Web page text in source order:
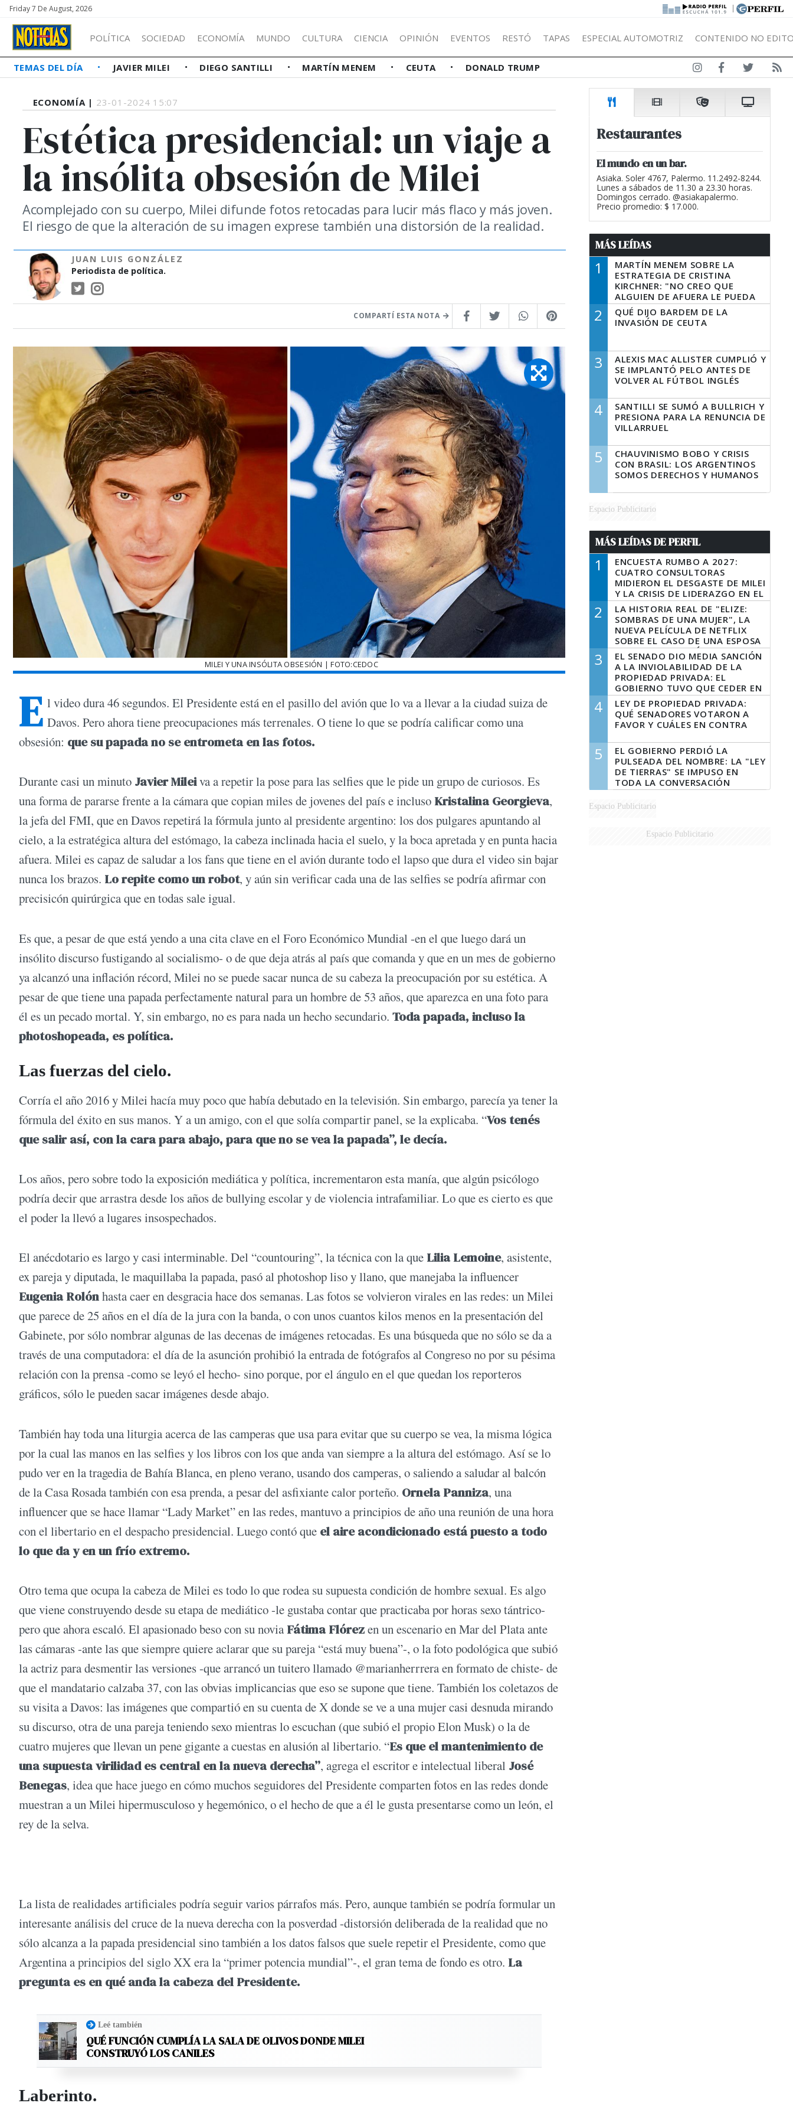
Friday 7 De August, 2026 |
POLÍTICA SOCIEDAD ECONOMÍA MUNDO CULTURA CIENCIA OPINIÓN EVENTOS RESTÓ TAPAS ESPECIAL AUTOMOTRIZ CONTENIDO NO
TEMAS DEL DÍA JAVIER MILEI DIEGO SANTILLI MARTÍN MENEM CEUTA DONALD TRUMP
ECONOMÍA | 23-01-2024 15:07
Estética presidencial: un viaje a
la insólita obsesión de Milei
Acomplejado con su cuerpo, Milei difunde fotos retocadas para lucir más flaco y más joven.
El riesgo de que la alteración de su imagen exprese también una distorsión de la realidad.
JUAN LUIS GONZÁLEZ
Periodista de política.
COMPARTÍ ESTA NOTA
MILEI Y UNA INSÓLITA OBSESIÓN | FOTO:CEDOC
E l video dura 46 segundos. El Presidente está en el pasillo del avión que lo va a llevar a la ciudad suiza de
Davos. Pero ahora tiene preocupaciones más terrenales. O tiene lo que se podría calificar como una
obsesión: que su papada no se entrometa en las fotos.
Durante casi un minuto Javier Mileiva a repetir la pose para las selfies que le pide un grupo de curiosos. Es
una forma de pararse frente a la cámara que copian miles de jovenes del país e incluso Kristalina Georgieva,
la jefa del FMI, que en Davos repetirá la fórmula junto al presidente argentino: los dos pulgares apuntando al
cielo, a la estratégica altura del estómago, la cabeza inclinada hacia el suelo, y la boca apretada y en punta hacia
afuera. Milei es capaz de saludar a los fans que tiene en el avión durante todo el lapso que dura el video sin bajar
nunca los brazos. Lo repite como un robot, y aún sin verificar cada una de las selfies se podría afirmar con
precisicón quirúrgica que en todas sale igual.
Es que, a pesar de que está yendo a una cita clave en el Foro Económico Mundial -en el que luego dará un
insólito discurso fustigando al socialismo- o de que deja atrás al país que comanda y que en un mes de gobierno
ya alcanzó una inflación récord, Milei no se puede sacar nunca de su cabeza la preocupación por su estética. A
pesar de que tiene una papada perfectamente natural para un hombre de 53 años, que aparezca en una foto para
él es un pecado mortal. Y, sin embargo, no es para nada un hecho secundario. Toda papada, incluso la
photoshopeada, es política.
Las fuerzas del cielo.
Corría el año 2016 y Milei hacía muy poco que había debutado en la televisión. Sin embargo, parecía ya tener la
fórmula del éxito en sus manos. Y a un amigo, con el que solía compartir panel, se la explicaba. “Vos tenés
que salir así, con la cara para abajo, para que no se vea la papada”, le decía.
Los años, pero sobre todo la exposición mediática y política, incrementaron esta manía, que algún psicólogo
podría decir que arrastra desde los años de bullying escolar y de violencia intrafamiliar. Lo que es cierto es que
el poder la llevó a lugares insospechados.
El anécdotario es largo y casi interminable. Del “countouring”, la técnica con la que Lilia Lemoine, asistente,
ex pareja y diputada, le maquillaba la papada, pasó al photoshop liso y llano, que manejaba la influencer
Eugenia Rolónhasta caer en desgracia hace dos semanas. Las fotos se volvieron virales en las redes: un Milei
que parece de 25 años en el día de la jura con la banda, o con unos cuantos kilos menos en la presentación del
Gabinete, por sólo nombrar algunas de las decenas de imágenes retocadas. Es una búsqueda que no sólo se da a
través de una computadora: el día de la asunción prohibió la entrada de fotógrafos al Congreso no por su pésima
relación con la prensa -como se leyó el hecho- sino porque, por el ángulo en el que quedan los reporteros
gráficos, sólo le pueden sacar imágenes desde abajo.
También hay toda una liturgia acerca de las camperas que usa para evitar que su cuerpo se vea, la misma lógica
por la cual las manos en las selfies y los libros con los que anda van siempre a la altura del estómago. Así se lo
pudo ver en la tragedia de Bahía Blanca, en pleno verano, usando dos camperas, o saliendo a saludar al balcón
de la Casa Rosada también con esa prenda, a pesar del asfixiante calor porteño. Ornela Panniza, una
influencer que se hace llamar “Lady Market” en las redes, mantuvo a principios de año una reunión de una hora
con el libertario en el despacho presidencial. Luego contó que el aire acondicionado está puesto a todo
lo que da y en un frío extremo.
Otro tema que ocupa la cabeza de Milei es todo lo que rodea su supuesta condición de hombre sexual. Es algo
que viene construyendo desde su etapa de mediático -le gustaba contar que practicaba por horas sexo tántrico-
pero que ahora escaló. El apasionado beso con su novia Fátima Flórezen un escenario en Mar del Plata ante
las cámaras -ante las que siempre quiere aclarar que su pareja “está muy buena”-, o la foto podológica que subió
la actriz para desmentir las versiones -que arrancó un tuitero llamado @marianherrrera en formato de chiste- de
que el mandatario calzaba 37, con las obvias implicancias que eso se supone que tiene. También los coletazos de
su visita a Davos: las imágenes que compartió en su cuenta de X donde se ve a una mujer casi desnuda mirando
su discurso, otra de una pareja teniendo sexo mientras lo escuchan (que subió el propio Elon Musk) o la de
cuatro mujeres que llevan un pene gigante a cuestas en alusión al libertario. “Es que el mantenimiento de
una supuesta virilidad es central en la nueva derecha”, agrega el escritor e intelectual liberal José
Benegas, idea que hace juego en cómo muchos seguidores del Presidente comparten fotos en las redes donde
muestran a un Milei hipermusculoso y hegemónico, o el hecho de que a él le gusta presentarse como un león, el
rey de la selva.
La lista de realidades artificiales podría seguir varios párrafos más. Pero, aunque también se podría formular un
interesante análisis del cruce de la nueva derecha con la posverdad -distorsión deliberada de la realidad que no
sólo alcanza a la papada presidencial sino también a los datos falsos que suele repetir el Presidente, como que
Argentina a principios del siglo XX era la “primer potencia mundial”-, el gran tema de fondo es otro. La
pregunta es en qué anda la cabeza del Presidente.
Leé también
QUÉ FUNCIÓN CUMPLÍA LA SALA DE OLIVOS DONDE MILEI
CONSTRUYÓ LOS CANILES
Laberinto.
Restaurantes
El mundo en un bar.
Asiaka. Soler 4767, Palermo. 11.2492-8244.
Lunes a sábados de 11.30 a 23.30 horas.
Domingos cerrado. @asiakapalermo.
Precio promedio: $ 17.000.
MÁS LEÍDAS
1
MARTÍN MENEM SOBRE LA
ESTRATEGIA DE CRISTINA
KIRCHNER: "NO CREO QUE
ALGUIEN DE AFUERA LE PUEDA
DECIR A LA JUSTICIA LO QUE
TIENE QUE HACER"
2
QUÉ DIJO BARDEM DE LA
INVASIÓN DE CEUTA
3
ALEXIS MAC ALLISTER CUMPLIÓ Y
SE IMPLANTÓ PELO ANTES DE
VOLVER AL FÚTBOL INGLÉS
4
SANTILLI SE SUMÓ A BULLRICH Y
PRESIONA PARA LA RENUNCIA DE
VILLARRUEL
5
CHAUVINISMO BOBO Y CRISIS
CON BRASIL: LOS ARGENTINOS
SOMOS DERECHOS Y HUMANOS
Espacio Publicitario
MÁS LEÍDAS DE PERFIL
1
ENCUESTA RUMBO A 2027:
CUATRO CONSULTORAS
MIDIERON EL DESGASTE DE MILEI
Y LA CRISIS DE LIDERAZGO EN EL
PERONISMO
2
LA HISTORIA REAL DE "ELIZE:
SOMBRAS DE UNA MUJER", LA
NUEVA PELÍCULA DE NETFLIX
SOBRE EL CASO DE UNA ESPOSA
QUE DESCUARTIZÓ A SU
MARIDO
3
EL SENADO DIO MEDIA SANCIÓN
A LA INVIOLABILIDAD DE LA
PROPIEDAD PRIVADA: EL
GOBIERNO TUVO QUE CEDER EN
LA LEY DEL MANEJO DEL FUEGO
4
LEY DE PROPIEDAD PRIVADA:
QUÉ SENADORES VOTARON A
FAVOR Y CUÁLES EN CONTRA
5
EL GOBIERNO PERDIÓ LA
PULSEADA DEL NOMBRE: LA "LEY
DE TIERRAS" SE IMPUSO EN
TODA LA CONVERSACIÓN
DIGITAL
Espacio Publicitario
Espacio Publicitario